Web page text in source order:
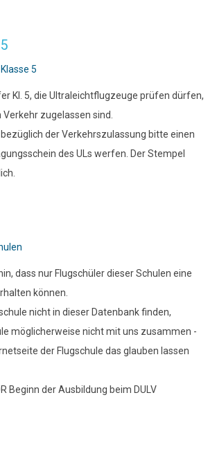
5
Kl. 5, die Ultraleichtflugzeuge prüfen dürfen,
zugelassen sind.
der Verkehrszulassung bitte einen
des ULs werfen. Der Stempel
dass nur Flugschüler dieser Schulen eine
können.
nicht in dieser Datenbank finden,
möglicherweise nicht mit uns zusammen -
der Flugschule das glauben lassen
Beginn der Ausbildung beim DULV